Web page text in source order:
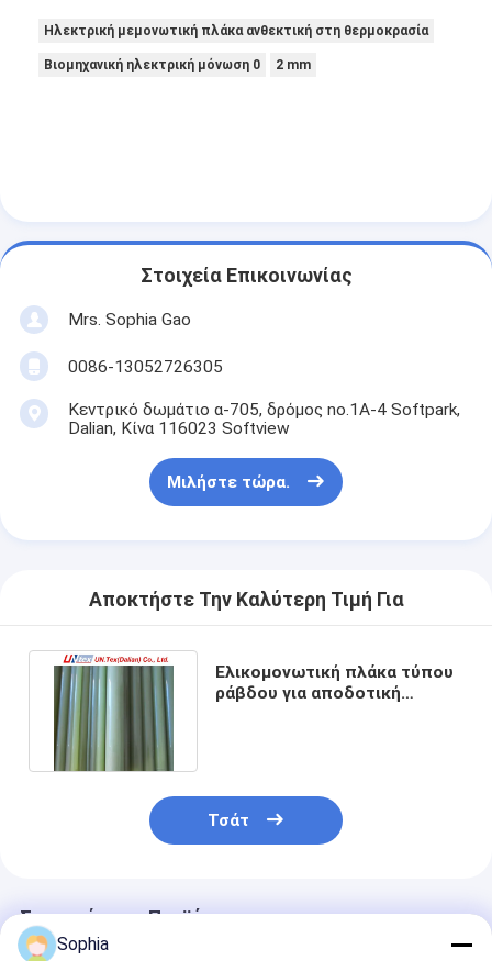
Ηλεκτρική μεμονωτική πλάκα ανθεκτική στη θερμοκρασία
Βιομηχανική ηλεκτρική μόνωση 0 2 mm
Στοιχεία Επικοινωνίας
Mrs. Sophia Gao
0086-13052726305
Κεντρικό δωμάτιο α-705, δρόμος no.1A-4 Softpark,
Dalian, Κίνα 116023 Softview
Μιλήστε τώρα.
Αποκτήστε Την Καλύτερη Τιμή Για
Ελικομονωτική πλάκα τύπου
ράβδου για αποδοτική
Τσάτ
Συνιστώμενα Προϊόντα
Sophia